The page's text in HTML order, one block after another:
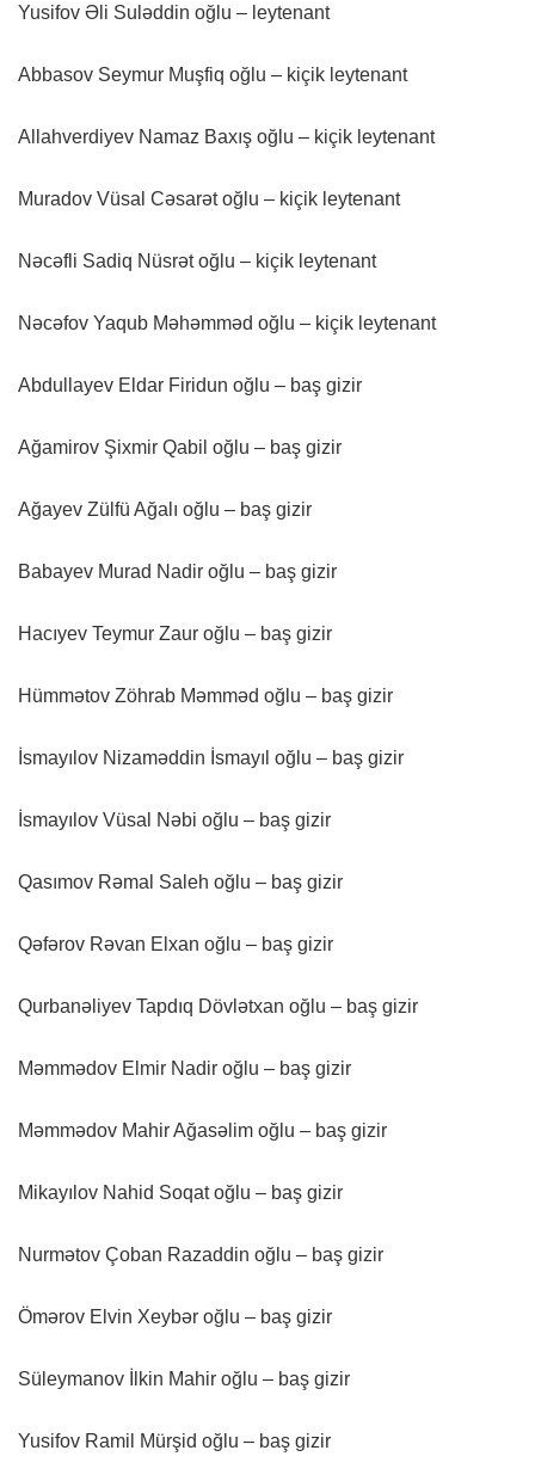
Yusifov Əli Suləddin oğlu – leytenant
Abbasov Seymur Muşfiq oğlu – kiçik leytenant
Allahverdiyev Namaz Baxış oğlu – kiçik leytenant
Muradov Vüsal Cəsarət oğlu – kiçik leytenant
Nəcəfli Sadiq Nüsrət oğlu – kiçik leytenant
Nəcəfov Yaqub Məhəmməd oğlu – kiçik leytenant
Abdullayev Eldar Firidun oğlu – baş gizir
Ağamirov Şixmir Qabil oğlu – baş gizir
Ağayev Zülfü Ağalı oğlu – baş gizir
Babayev Murad Nadir oğlu – baş gizir
Hacıyev Teymur Zaur oğlu – baş gizir
Hümmətov Zöhrab Məmməd oğlu – baş gizir
İsmayılov Nizaməddin İsmayıl oğlu – baş gizir
İsmayılov Vüsal Nəbi oğlu – baş gizir
Qasımov Rəmal Saleh oğlu – baş gizir
Qəfərov Rəvan Elxan oğlu – baş gizir
Qurbanəliyev Tapdıq Dövlətxan oğlu – baş gizir
Məmmədov Elmir Nadir oğlu – baş gizir
Məmmədov Mahir Ağasəlim oğlu – baş gizir
Mikayılov Nahid Soqat oğlu – baş gizir
Nurmətov Çoban Razaddin oğlu – baş gizir
Ömərov Elvin Xeybər oğlu – baş gizir
Süleymanov İlkin Mahir oğlu – baş gizir
Yusifov Ramil Mürşid oğlu – baş gizir